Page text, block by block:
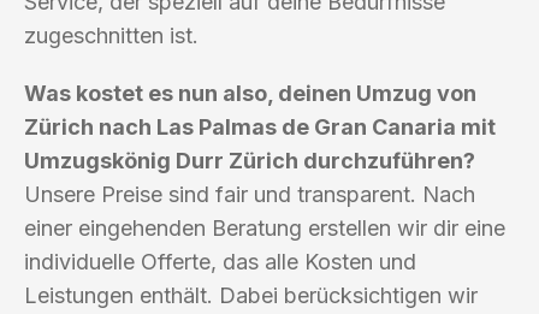
zugeschnitten ist.
Was kostet es nun also, deinen Umzug von
Zürich nach Las Palmas de Gran Canaria mit
Umzugskönig Durr Zürich durchzuführen?
Unsere Preise sind fair und transparent. Nach
einer eingehenden Beratung erstellen wir dir eine
individuelle Offerte, das alle Kosten und
Leistungen enthält. Dabei berücksichtigen wir